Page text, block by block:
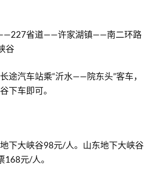
省道——许家湖镇——南二环路
谷
途汽车站乘“沂水——院东头”客车，
下车即可。
下大峡谷98元/人。山东地下大峡谷
168元/人。